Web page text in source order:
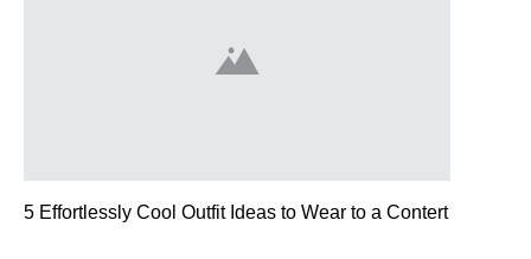
5 Effortlessly Cool Outfit Ideas to Wear to a Contert